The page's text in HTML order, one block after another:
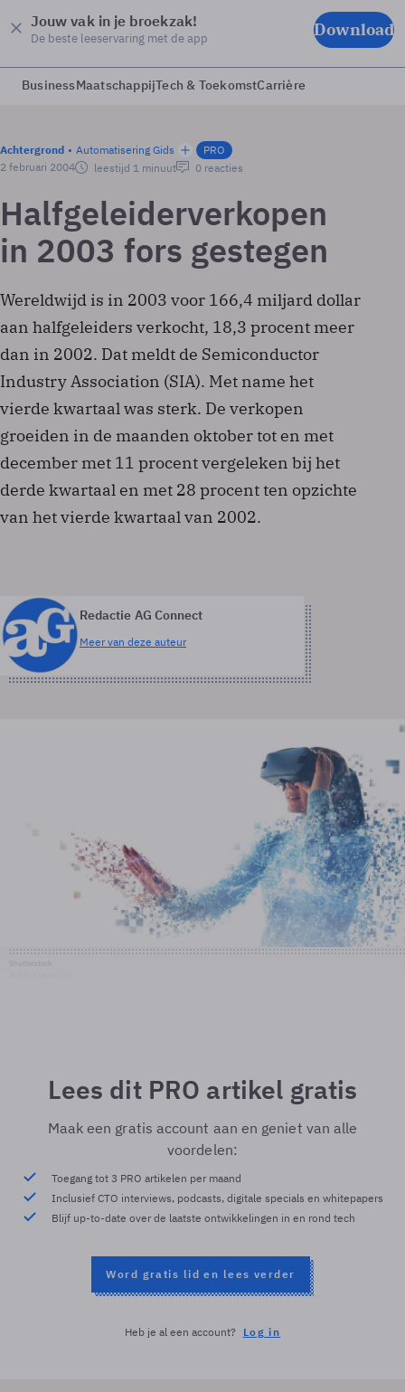
Jouw vak in je broekzak!
De beste leeservaring met de app Download
BusinessMaatschappijTech & ToekomstCarrière
Achtergrond Automatisering Gids
PRO
2 februari 2004
leestijd 1 minuut 0 reacties
Halfgeleiderverkopen
in 2003 fors gestegen
Wereldwijd is in 2003 voor 166,4 miljard dollar
aan halfgeleiders verkocht, 18,3 procent meer
dan in 2002. Dat meldt de Semiconductor
Industry Association (SIA). Met name het
vierde kwartaal was sterk. De verkopen
groeiden in de maanden oktober tot en met
december met 11 procent vergeleken bij het
derde kwartaal en met 28 procent ten opzichte
van het vierde kwartaal van 2002.
Redactie AG Connect
Meer van deze auteur
Lees dit PRO artikel gratis
Maak een gratis account aan en geniet van alle
voordelen:
Toegang tot 3 PRO artikelen per maand
Inclusief CTO interviews, podcasts, digitale specials en whitepapers
Blijf up-to-date over de laatste ontwikkelingen in en rond tech
Word gratis lid en lees verder
Heb je al een account? Log in